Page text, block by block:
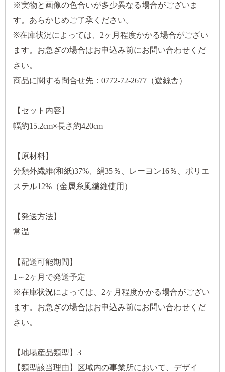
※実物と画像の色合いが多少異なる場合がございま
す。あらかじめご了承ください。
※在庫状況によっては、2ヶ月程度かかる場合がござい
ます。お急ぎの場合はお申込み前にお問い合わせくだ
さい。
商品に関する問合せ先：0772-72-2677（遊絲舎）
【セット内容】
幅約15.2cm×長さ約420cm
【原材料】
分類外繊維(和紙)37%、絹35％、レーヨン16％、ポリエ
ステル12%（金属糸風繊維使用）
【発送方法】
常温
【配送可能期間】
1～2ヶ月で発送予定
※在庫状況によっては、2ヶ月程度かかる場合がござい
ます。お急ぎの場合はお申込み前にお問い合わせくだ
さい。
【地場産品類型】3
【類型該当理由】区域内の事業所において、デザイ